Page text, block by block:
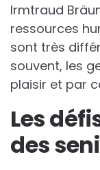
Irmtraud
ressources
sont très
souvent, les
plaisir et par
Les
des